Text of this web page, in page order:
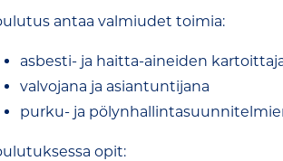
antaa valmiudet toimia:
asbesti- ja haitta-aineiden
valvojana ja asiantuntijana
purku- ja
opit: